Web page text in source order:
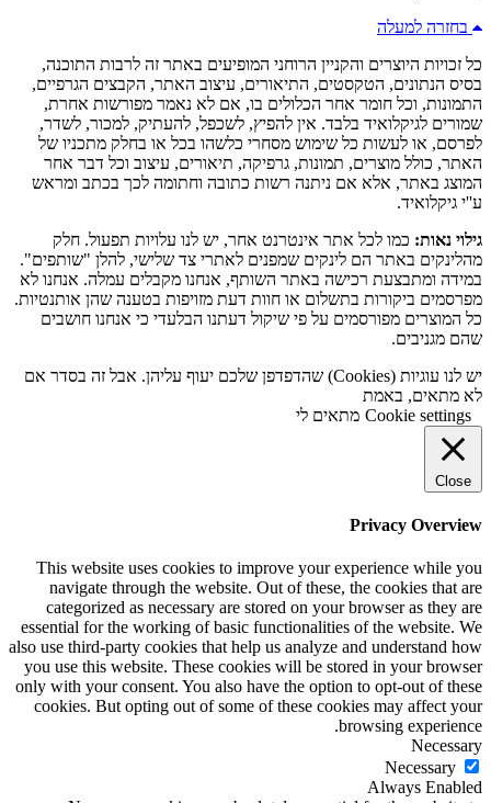
בחזרה למעלה
כל זכויות היוצרים והקניין הרוחני המופיעים באתר זה לרבות התוכנה,
בסיס הנתונים, הטקסטים, התיאורים, עיצוב האתר, הקבצים הגרפיים,
התמונות, וכל חומר אחר הכלולים בו, אם לא נאמר מפורשות אחרת,
שמורים לגיקלואיד בלבד. אין להפיץ, לשכפל, להעתיק, למכור, לשדר,
לפרסם, או לעשות כל שימוש מסחרי כלשהו בכל או בחלק מתכניו של
האתר, כולל מוצרים, תמונות, גרפיקה, תיאורים, עיצוב וכל דבר אחר
המוצג באתר, אלא אם ניתנה רשות כתובה וחתומה לכך בכתב ומראש
ע''י גיקלואיד.
גילוי נאות: כמו לכל אתר אינטרנט אחר, יש לנו עלויות תפעול. חלק
מהלינקים באתר הם לינקים שמפנים לאתרי צד שלישי, להלן "שותפים".
במידה ומתבצעת רכישה באתר השותף, אנחנו מקבלים עמלה. אנחנו לא
מפרסמים ביקורות בתשלום או חוות דעת מזויפות בטענה שהן אותנטיות.
כל המוצרים מפורסמים על פי שיקול דעתנו הבלעדי כי אנחנו חושבים
שהם מגניבים.
יש לנו עוגיות (Cookies) שהדפדפן שלכם יעוף עליהן. אבל זה בסדר אם
לא מתאים, באמת
Cookie settings מתאים לי
Close
Privacy Overview
This website uses cookies to improve your experience while you
navigate through the website. Out of these, the cookies that are
categorized as necessary are stored on your browser as they are
essential for the working of basic functionalities of the website. We
also use third-party cookies that help us analyze and understand how
you use this website. These cookies will be stored in your browser
only with your consent. You also have the option to opt-out of these
cookies. But opting out of some of these cookies may affect your
browsing experience.
Necessary
Necessary
Always Enabled